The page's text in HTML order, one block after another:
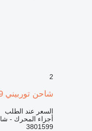
2
شاحن توربيني Cummins BIG CAM 3801599 لـ لودر حفار
السعر عند الطلب
أجزاء المحرك -
3801599